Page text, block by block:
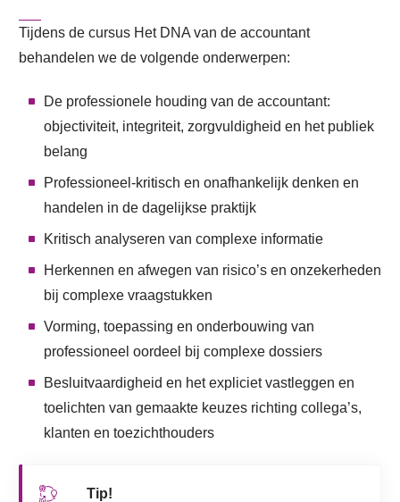
Tijdens de cursus Het DNA van de accountant
behandelen we de volgende onderwerpen:
De professionele houding van de accountant:
objectiviteit, integriteit, zorgvuldigheid en het publiek
belang
Professioneel-kritisch en onafhankelijk denken en
handelen in de dagelijkse praktijk
Kritisch analyseren van complexe informatie
Herkennen en afwegen van risico’s en onzekerheden
bij complexe vraagstukken
Vorming, toepassing en onderbouwing van
professioneel oordeel bij complexe dossiers
Besluitvaardigheid en het expliciet vastleggen en
toelichten van gemaakte keuzes richting collega’s,
klanten en toezichthouders
Tip!